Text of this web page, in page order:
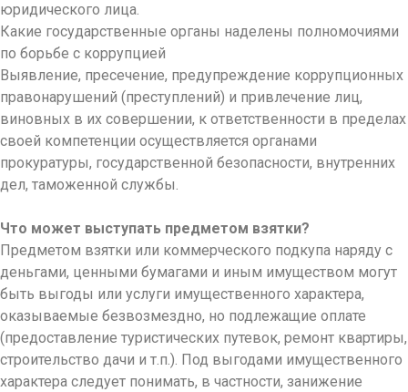
юридического лица.
Какие государственные органы наделены полномочиями
по борьбе с коррупцией
Выявление, пресечение, предупреждение коррупционных
правонарушений (преступлений) и привлечение лиц,
виновных в их совершении, к ответственности в пределах
своей компетенции осуществляется органами
прокуратуры, государственной безопасности, внутренних
дел, таможенной службы.
Что может выступать предметом взятки?
Предметом взятки или коммерческого подкупа наряду с
деньгами, ценными бумагами и иным имуществом могут
быть выгоды или услуги имущественного характера,
оказываемые безвозмездно, но подлежащие оплате
(предоставление туристических путевок, ремонт квартиры,
строительство дачи и т.п.). Под выгодами имущественного
характера следует понимать, в частности, занижение